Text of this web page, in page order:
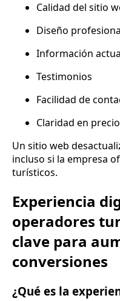
Calidad del sitio
Diseño
Información
Testimonios
Facilidad de
Claridad en
Un sitio web
incluso si la empresa
turísticos.
Experiencia
operadores
clave para
conversiones
¿Qué es la